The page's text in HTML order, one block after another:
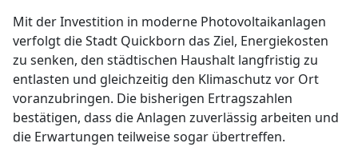
Mit der Investition in moderne Photovoltaikanlagen
verfolgt die Stadt Quickborn das Ziel, Energiekosten
zu senken, den städtischen Haushalt langfristig zu
entlasten und gleichzeitig den Klimaschutz vor Ort
voranzubringen. Die bisherigen Ertragszahlen
bestätigen, dass die Anlagen zuverlässig arbeiten und
die Erwartungen teilweise sogar übertreffen.